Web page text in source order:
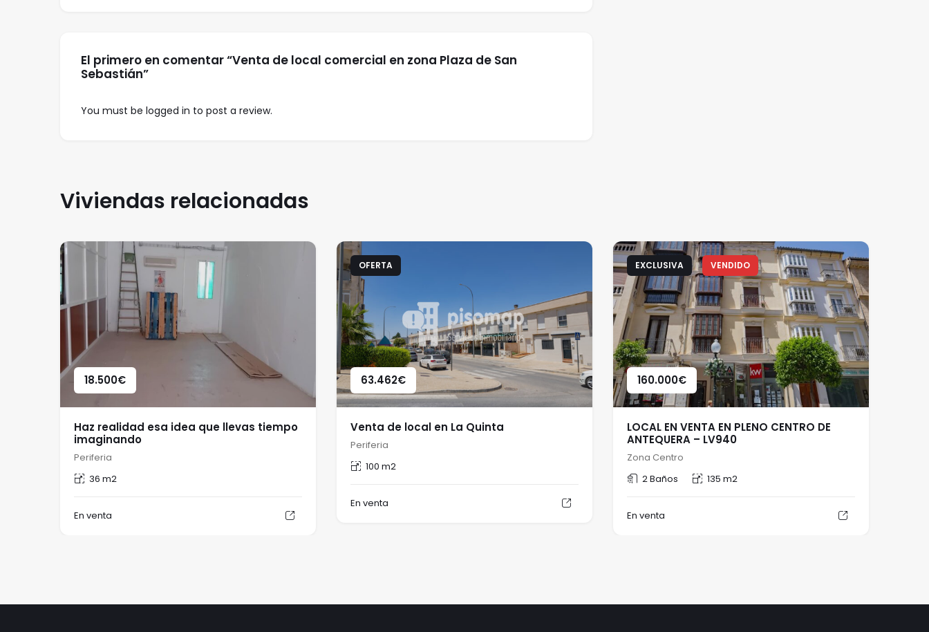
El primero en comentar “Venta de local comercial en zona Plaza de San
Sebastián”
You must be logged in to post a review.
Viviendas relacionadas
18.500€
Haz realidad esa idea que llevas tiempo
imaginando
Periferia
36 m2
En venta
OFERTA
63.462€
Venta de local en La Quinta
Periferia
100 m2
En venta
EXCLUSIVA VENDIDO
160.000€
LOCAL EN VENTA EN PLENO CENTRO DE
ANTEQUERA – LV940
Zona Centro
2 Baños
135 m2
En venta